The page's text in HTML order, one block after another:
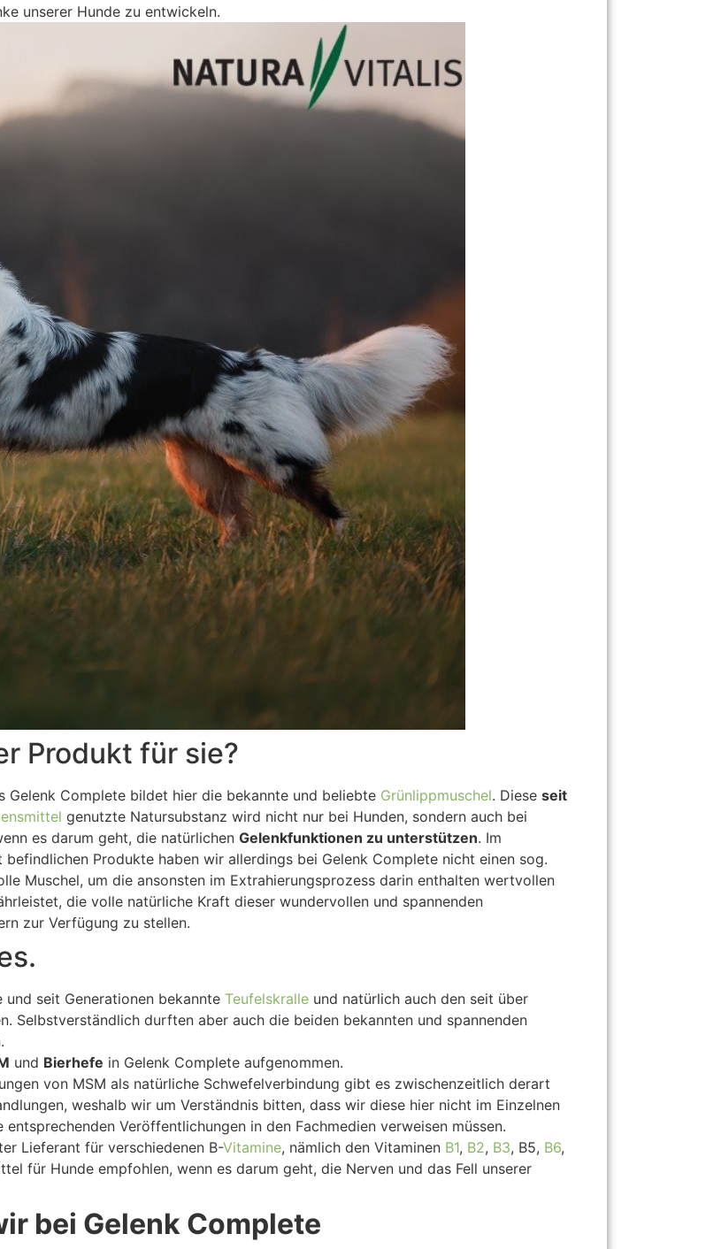
unserer Hunde zu entwickeln.
Produkt für sie?
Complete bildet hier die bekannte und beliebte Grünlippmuschel. Diese seit
genutzte Natursubstanz wird nicht nur bei Hunden, sondern auch bei
es darum geht, die natürlichen Gelenkfunktionen zu unterstützen. Im
Produkte haben wir allerdings bei Gelenk Complete nicht einen sog.
Muschel, um die ansonsten im Extrahierungsprozess darin enthalten wertvollen
die volle natürliche Kraft dieser wundervollen und spannenden
zur Verfügung zu stellen.
seit Generationen bekannte Teufelskralleund natürlich auch den seit über
Selbstverständlich durften aber auch die beiden bekannten und spannenden
und Bierhefe in Gelenk Complete aufgenommen.
von MSM als natürliche Schwefelverbindung gibt es zwischenzeitlich derart
weshalb wir um Verständnis bitten, dass wir diese hier nicht im Einzelnen
Veröffentlichungen in den Fachmedien verweisen müssen.
Lieferant für verschiedenen B-Vitamine, nämlich den Vitaminen B1, B2, B3, B5, B6,
für Hunde empfohlen, wenn es darum geht, die Nerven und das Fell unserer
bei Gelenk Complete